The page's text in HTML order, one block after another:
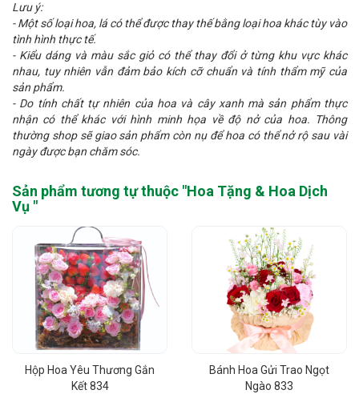
Lưu ý:
- Một số loại hoa, lá có thể được thay thế bằng loại hoa khác tùy vào
tình hình thực tế.
- Kiểu dáng và màu sắc giỏ có thể thay đổi ở từng khu vực khác
nhau, tuy nhiên vẫn đảm bảo kích cỡ chuẩn và tính thẩm mỹ của
sản phẩm.
- Do tính chất tự nhiên của hoa và cây xanh mà sản phẩm thực
nhận có thể khác với hình minh họa về độ nở của hoa. Thông
thường shop sẽ giao sản phẩm còn nụ để hoa có thể nở rộ sau vài
ngày được bạn chăm sóc.
Sản phẩm tương tự thuộc "Hoa Tặng & Hoa Dịch
Vụ "
Hộp Hoa Yêu Thương Gắn
Kết 834
Bánh Hoa Gửi Trao Ngọt
Ngào 833